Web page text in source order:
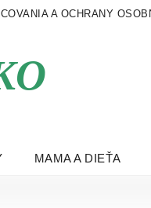
A OCHRANY
MAMA A DIEŤA